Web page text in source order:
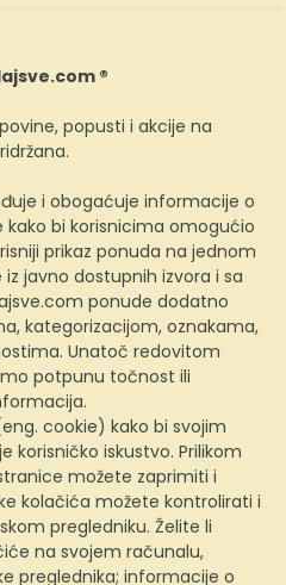
®
popusti i akcije na
i obogaćuje informacije o
bi korisnicima omogućio
prikaz ponuda na jednom
javno dostupnih izvora i sa
ponude dodatno
kategorizacijom, oznakama,
Unatoč redovitom
potpunu točnost ili
cookie) kako bi svojim
iskustvo. Prilikom
možete zaprimiti i
kolačića možete kontrolirati i
pregledniku. Želite li
na svojem računalu,
preglednika; informacije o